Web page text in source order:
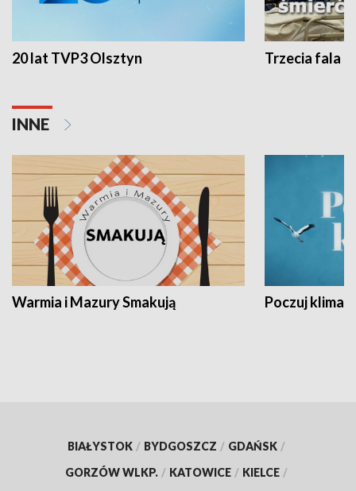
20 lat TVP3 Olsztyn Trzecia fala -
INNE
Warmia i Mazury Smakują Poczuj klimat
BIAŁYSTOK / BYDGOSZCZ / GDAŃSK /
GORZÓW WLKP. / KATOWICE / KIELCE /